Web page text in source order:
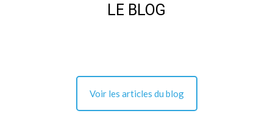
LE BLOG
Voir les articles du blog